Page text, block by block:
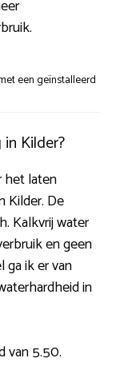
een geïnstalleerd
Kilder?
het laten
Kilder. De
Kalkvrij water
en geen
ga ik er van
in
van 5.50.